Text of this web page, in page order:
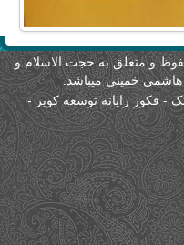
و متعلق به حجت الاسلام و
خمینی میباشد.
-